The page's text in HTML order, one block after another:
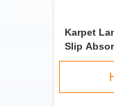
Karpet
Slip